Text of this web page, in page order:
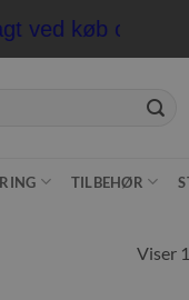
køb over 599
TILBEHØR
Viser